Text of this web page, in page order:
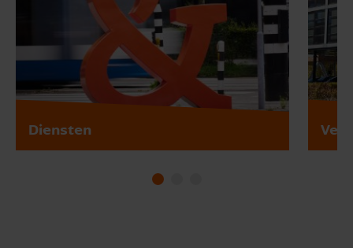
Diensten